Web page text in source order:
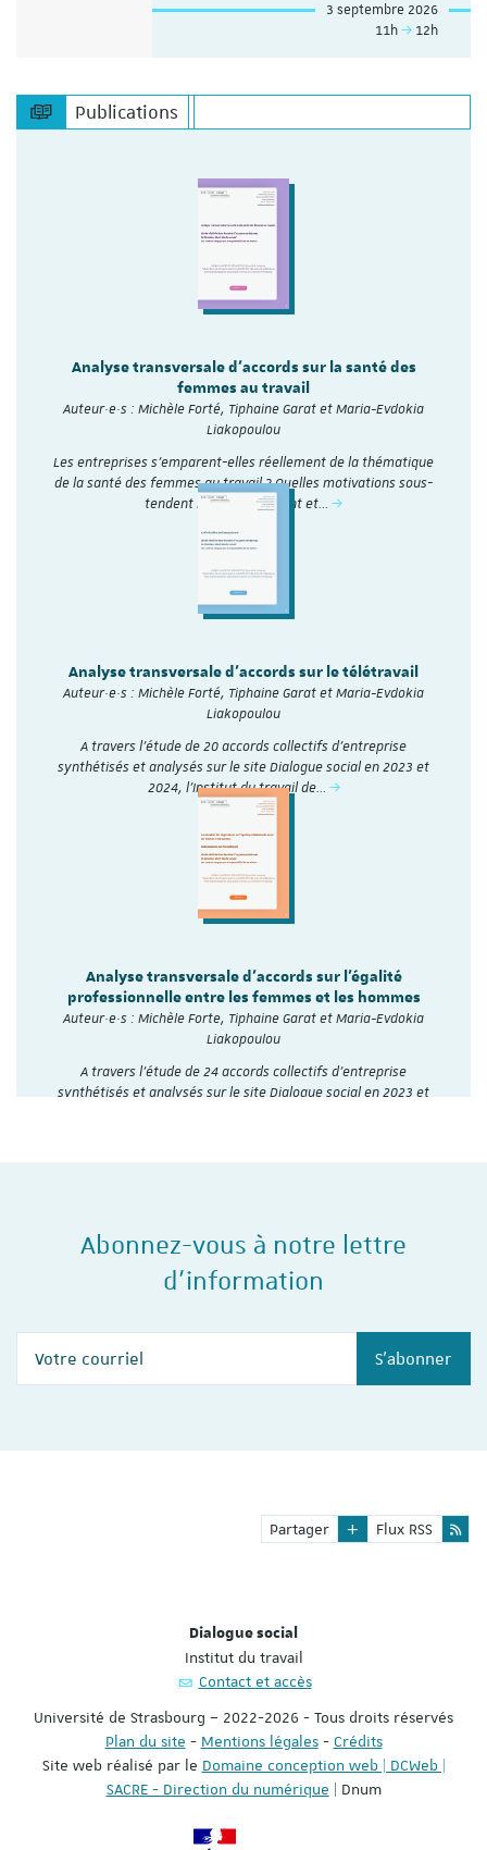
3 septembre 2026
11h
12h
Publications
Analyse transversale d'accords sur la santé des
femmes au travail
Auteur·e·s : Michèle Forté, Tiphaine Garat et Maria-Evdokia
Liakopoulou
Les entreprises s’emparent-elles réellement de la thématique
de la santé des femmes au travail ? Quelles motivations sous-
tendent leur engagement et…
Analyse transversale d'accords sur le télétravail
Auteur·e·s : Michèle Forté, Tiphaine Garat et Maria-Evdokia
Liakopoulou
A travers l’étude de 20 accords collectifs d’entreprise
synthétisés et analysés sur le site Dialogue social en 2023 et
2024, l'Institut du travail de…
Analyse transversale d'accords sur l'égalité
professionnelle entre les femmes et les hommes
Auteur·e·s : Michèle Forte, Tiphaine Garat et Maria-Evdokia
Liakopoulou
A travers l’étude de 24 accords collectifs d’entreprise
synthétisés et analysés sur le site Dialogue social en 2023 et
Abonnez-vous à notre lettre
d'information
S'abonner
Partager Flux RSS
Dialogue social
Institut du travail
Contact et accès
Université de Strasbourg – 2022-2026 - Tous droits réservés
Plan du site - Mentions légales- Crédits
Site web réalisé par le Domaine conception web | DCWeb |
SACRE - Direction du numérique | Dnum